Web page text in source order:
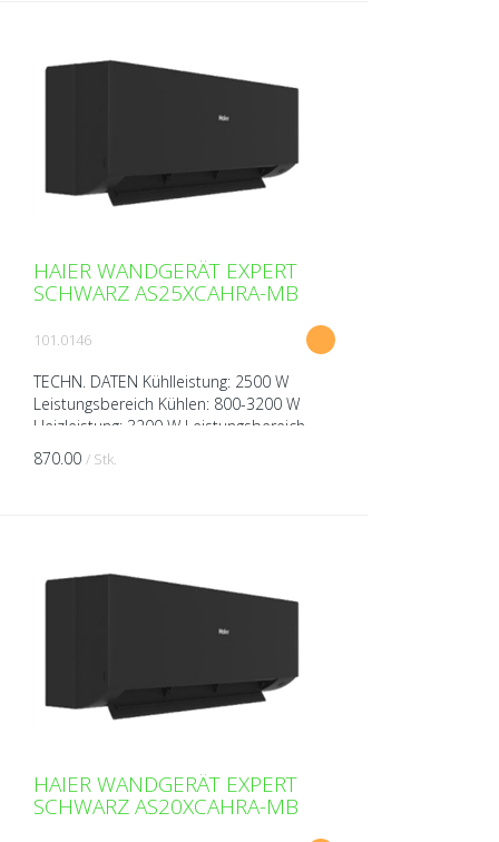
HAIER WANDGERÄT EXPERT
SCHWARZ AS25XCAHRA-MB
101.0146
TECHN. DATEN Kühlleistung: 2500 W
Leistungsbereich Kühlen: 800-3200 W
Heizleistung: 3200 W Leistungsbereich
Heizen: 800-4200 W Spannung: 230V über
Aussengerät Breite: 895...
870.00 / Stk.
HAIER WANDGERÄT EXPERT
SCHWARZ AS20XCAHRA-MB